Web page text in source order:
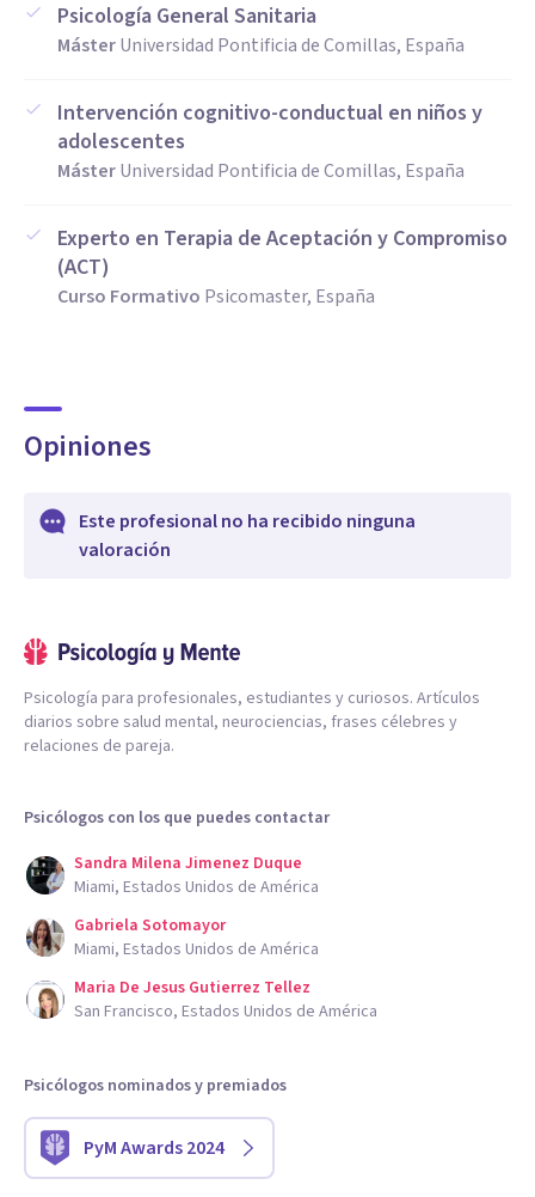
Psicología General Sanitaria
MásterUniversidad Pontificia de Comillas, España
Intervención cognitivo-conductual en niños y
adolescentes
MásterUniversidad Pontificia de Comillas, España
Experto en Terapia de Aceptación y Compromiso
(ACT)
Curso Formativo Psicomaster, España
Opiniones
Este profesional no ha recibido ninguna
valoración
Psicología para profesionales, estudiantes y curiosos. Artículos
diarios sobre salud mental, neurociencias, frases célebres y
relaciones de pareja.
Psicólogos con los que puedes contactar
Sandra Milena Jimenez Duque
Miami, Estados Unidos de América
Gabriela Sotomayor
Miami, Estados Unidos de América
Maria De Jesus Gutierrez Tellez
San Francisco, Estados Unidos de América
Psicólogos nominados y premiados
PyM Awards 2024